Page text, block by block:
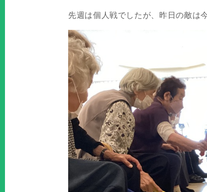
先週は個人戦でしたが、昨日の敵は